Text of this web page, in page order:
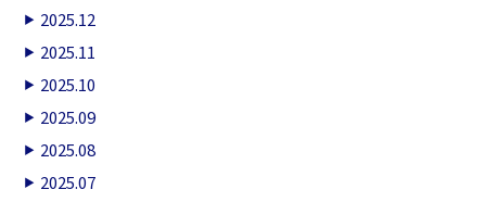
2025.12
2025.11
2025.10
2025.09
2025.08
2025.07